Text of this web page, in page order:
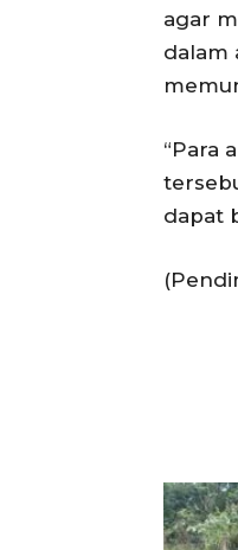
agar
dalam
“Para
dapat